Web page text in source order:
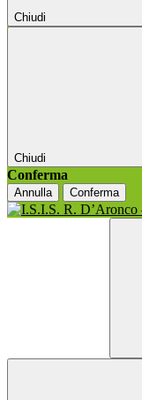
Chiudi
Chiudi
Conferma
Annulla Conferma